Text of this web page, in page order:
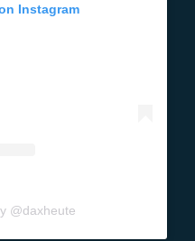
Instagram
@daxheute